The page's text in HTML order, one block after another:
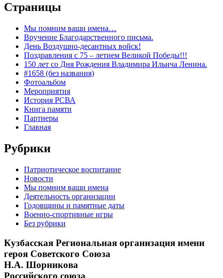
Страницы
Мы помним ваши имена…
Вручение Благодарственного письма.
День Воздушно-десантных войск!
Поздравления с 75 – летием Великой Победы!!!
150 лет со Дня Рождения Владимира Ильича Ленина.
#1658 (без названия)
Фотоальбом
Мероприятия
История РСВА
Книга памяти
Партнеры
Главная
Рубрики
Патриотическое воспитание
Новости
Мы помним ваши имена
Деятельность организации
Годовщины и памятные даты
Военно-спортивные игры
Без рубрики
Кузбасская Региональная организация имени
героя Советского Союза
Н.А. Шорникова
Российского союза